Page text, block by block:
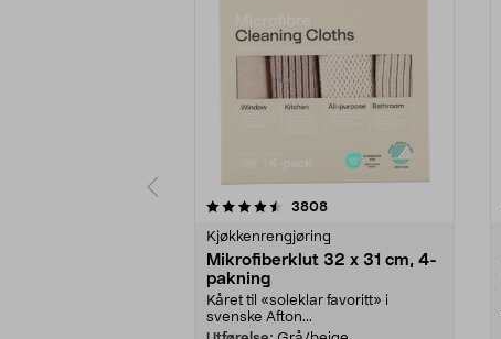
3808anmeldelser
Kjøkkenrengjøring
Mikrofiberklut 32 x 31 cm, 4-
pakning
Kåret til «soleklar favoritt» i
svenske Afton...
4.5av 5 stjerner